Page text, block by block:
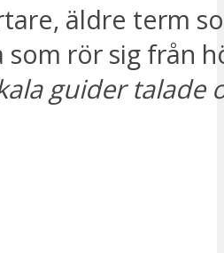
äldre term
som rör sig från
guider talade